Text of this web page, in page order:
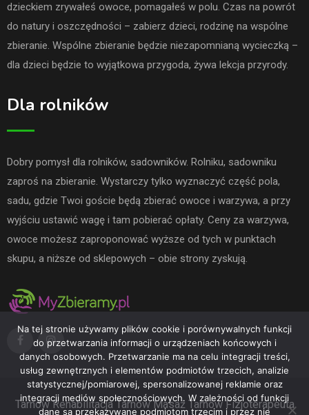
dzieckiem zrywałeś owoce, pomagałeś w polu. Czas na powrót
do natury i oszczędności – zabierz dzieci, rodzinę na wspólne
zbieranie. Wspólne zbieranie będzie niezapomnianą wycieczką –
dla dzieci będzie to wyjątkowa przygoda, żywa lekcja przyrody.
Dla rolników
Dobry pomysł dla rolników, sadowników. Rolniku, sadowniku
zaproś na zbieranie. Wystarczy tylko wyznaczyć część pola,
sadu, gdzie Twoi goście będą zbierać owoce i warzywa, a przy
wyjściu ustawić wagę i tam pobierać opłaty. Ceny za warzywa,
owoce możesz zaproponować wyższe od tych w punktach
skupu, a niższe od sklepowych – obie strony zyskują.
Tarnów Rehabilitacja Tarnów Masaż Tarnów Fizjoterapeuta
Na tej stronie używamy plików cookie i porównywalnych funkcji
do przetwarzania informacji o urządzeniach końcowych i
danych osobowych. Przetwarzanie ma na celu integracji treści,
usług zewnętrznych i elementów podmiotów trzecich, analizie
statystycznej/pomiarowej, spersonalizowanej reklamie oraz
integracji mediów społecznościowych. W zależności od funkcji
dane są przekazywane podmiotom trzecim i przez nie